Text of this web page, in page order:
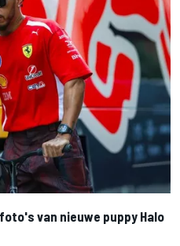
van nieuwe puppy Halo